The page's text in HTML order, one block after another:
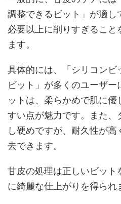
調整できるビット」が適し
必要以上に削りすぎること
ます。
具体的には、「シリコンビ
ビット」が多くのユーザ
ットは、柔らかめで肌に
すい点が魅力です。また
し硬めですが、耐久性が
去できます。
甘皮の処理は正しいビッ
に綺麗な仕上がりを得られ